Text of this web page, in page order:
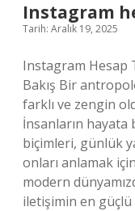
Instagram
Tarih: Aralık 19, 2025
Instagram Hesap
Bakış Bir
farklı ve zengin
İnsanların hayata
biçimleri, günlük
onları anlamak
modern
iletişimin en güçlü